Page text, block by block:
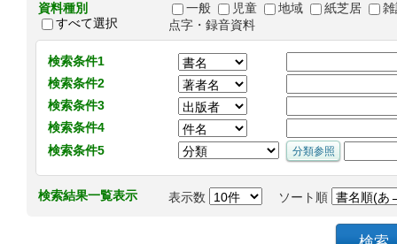
資料種別
すべて選択
一般 児童 地域 紙芝居
点字・録音資料
検索条件1
検索条件2
検索条件3
検索条件4
検索条件5
検索結果一覧表示 表示数 ソート順